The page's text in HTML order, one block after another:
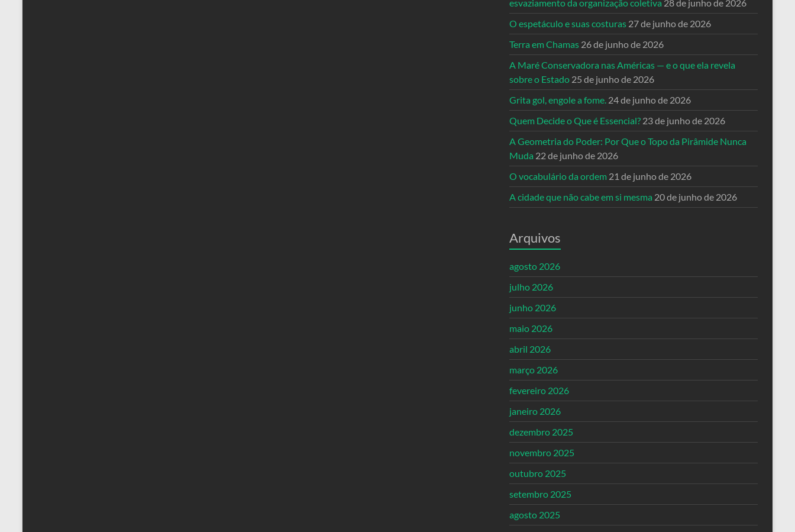
esvaziamento da organização coletiva 28 de junho de 2026
O espetáculo e suas costuras 27 de junho de 2026
Terra em Chamas 26 de junho de 2026
A Maré Conservadora nas Américas — e o que ela revela
sobre o Estado 25 de junho de 2026
Grita gol, engole a fome. 24 de junho de 2026
Quem Decide o Que é Essencial? 23 de junho de 2026
A Geometria do Poder: Por Que o Topo da Pirâmide Nunca
Muda 22 de junho de 2026
O vocabulário da ordem 21 de junho de 2026
A cidade que não cabe em si mesma 20 de junho de 2026
Arquivos
agosto 2026
julho 2026
junho 2026
maio 2026
abril 2026
março 2026
fevereiro 2026
janeiro 2026
dezembro 2025
novembro 2025
outubro 2025
setembro 2025
agosto 2025